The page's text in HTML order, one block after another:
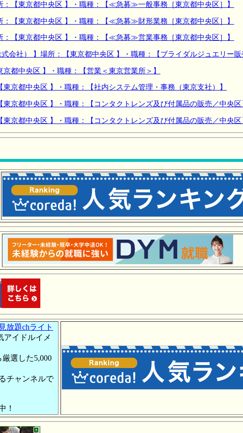
【東京都中央区 】・職種：【≪急募≫一般事務［東京都中央区］】
【東京都中央区 】・職種：【≪急募≫財形業務［東京都中央区］】
【東京都中央区 】・職種：【≪急募≫営業事務［東京都中央区］】
社） 】場所：【東京都中央区 】・職種：【ブライダルジュエリー販
都中央区 】・職種：【営業＜東京営業所＞】
京都中央区 】・職種：【社内システム管理・事務（東京支社）】
京都中央区 】・職種：【コンタクトレンズ及び付属品の販売／中央区
京都中央区 】・職種：【コンタクトレンズ及び付属品の販売／中央区
放題chライト
アイドルイメ
選した5,000
チャンネルで
！